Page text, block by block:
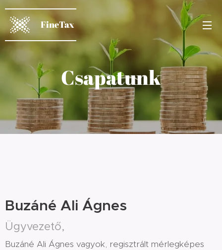
FineTax
Csapatunk
Buzáné Ali Ágnes
Ügyvezető,
Buzáné Ali Ágnes vagyok, regisztrált mérlegképes